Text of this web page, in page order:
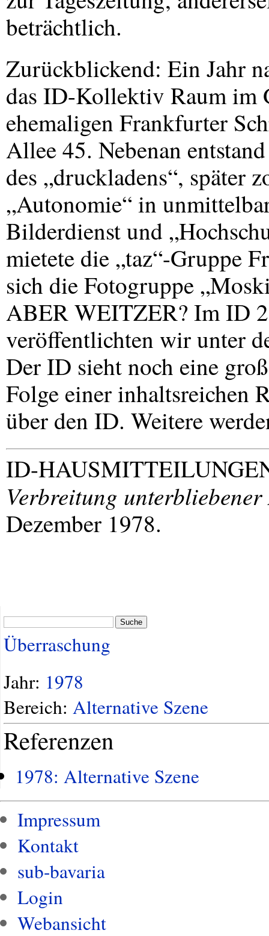
beträchtlich.
Zurückblickend: Ein Jahr
das ID-Kollektiv Raum im
ehemaligen Frankfurter
Allee 45. Nebenan
des „druckladens“, später
„Autonomie“ in
Bilderdienst und
mietete die „taz“-Gruppe
sich die Fotogruppe
ABERWEITZER? Im ID
veröffentlichten wir unter
Der ID sieht noch eine
Folge einer inhaltsreichen
über den ID. Weitere
ID-
Verbreitung
Dezember 1978.
Suche
Überraschung
Jahr: 1978
Bereich: Alternative Szene
Referenzen
1978: Alternative Szene
Impressum
Kontakt
sub-bavaria
Login
Webansicht